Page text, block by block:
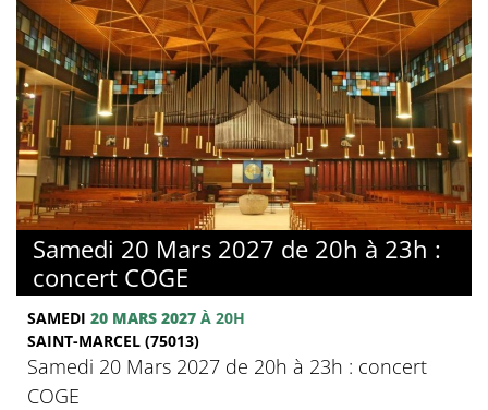
Samedi 20 Mars 2027 de 20h à 23h :
concert COGE
SAMEDI 20 MARS 2027 À 20H
SAINT-MARCEL (75013)
Samedi 20 Mars 2027 de 20h à 23h : concert
COGE